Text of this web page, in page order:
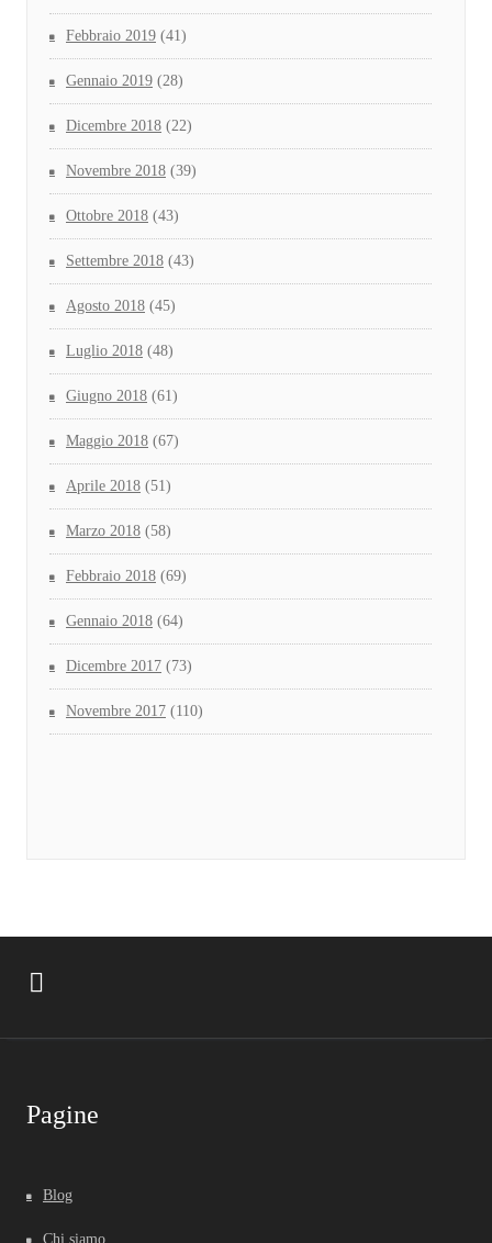
Febbraio 2019 (41)
Gennaio 2019 (28)
Dicembre 2018 (22)
Novembre 2018 (39)
Ottobre 2018 (43)
Settembre 2018 (43)
Agosto 2018 (45)
Luglio 2018 (48)
Giugno 2018 (61)
Maggio 2018 (67)
Aprile 2018 (51)
Marzo 2018 (58)
Febbraio 2018 (69)
Gennaio 2018 (64)
Dicembre 2017 (73)
Novembre 2017 (110)
Pagine
Blog
Chi siamo